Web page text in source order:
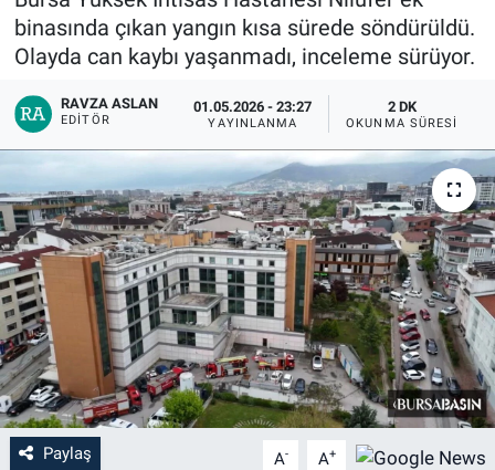
binasında çıkan yangın kısa sürede söndürüldü.
Olayda can kaybı yaşanmadı, inceleme sürüyor.
RAVZA ASLAN
EDITÖR
01.05.2026 - 23:27
YAYINLANMA
2 DK
OKUNMA SÜRESI
Paylaş A- A+
KÜLTÜR-SANAT
Yerel
Bursaspor
Gündem
Sağlık
Eğitim
Ekonomi
Dünya
Süper Lig Puan Durumu ve Fikstür
Tüm Manşetler
Son Dakika Haberleri
Haber Arşivi